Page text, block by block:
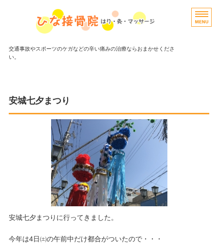
交通事故やスポーツのケガなどの辛い痛みの治療ならおまかせくださ
い。
当院について/アクセス
安城七夕まつり
安城七夕まつりに行ってきました。
今年は4日㈯の午前中だけ都合がついたので・・・